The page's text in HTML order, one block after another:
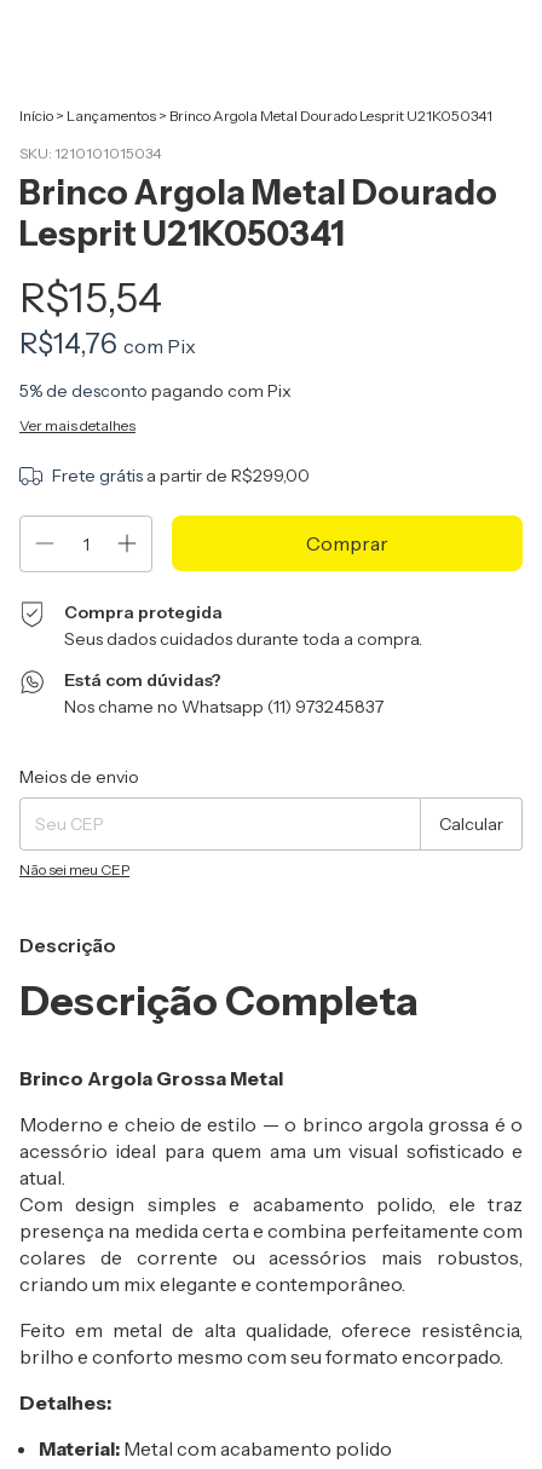
Início > Lançamentos > Brinco Argola Metal Dourado Lesprit U21K050341
SKU: 1210101015034
Brinco Argola Metal Dourado
Lesprit U21K050341
R$15,54
R$14,76 com Pix
5% de desconto pagando com Pix
Ver mais detalhes
Frete grátis a partir de R$299,00
Compra protegida
Seus dados cuidados durante toda a compra.
Está com dúvidas?
Nos chame no Whatsapp (11) 973245837
Entregas para o CEP:
Meios de envio
Calcular
Não sei meu CEP
Descrição
Descrição Completa
Brinco Argola Grossa Metal
Moderno e cheio de estilo — o brinco argola grossa é o
acessório ideal para quem ama um visual sofisticado e
atual.
Com design simples e acabamento polido, ele traz
presença na medida certa e combina perfeitamente com
colares de corrente ou acessórios mais robustos,
criando um mix elegante e contemporâneo.
Feito em metal de alta qualidade, oferece resistência,
brilho e conforto mesmo com seu formato encorpado.
Detalhes:
Material: Metal com acabamento polido